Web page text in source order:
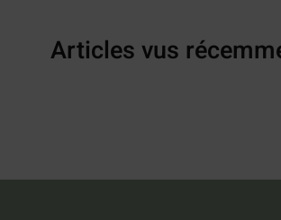
Articles vus